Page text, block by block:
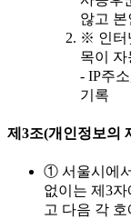
않고
※ 인터
목이
- IP주
기록
제3조(개인정보의
① 서울시에
없이는 제3
고 다음 각